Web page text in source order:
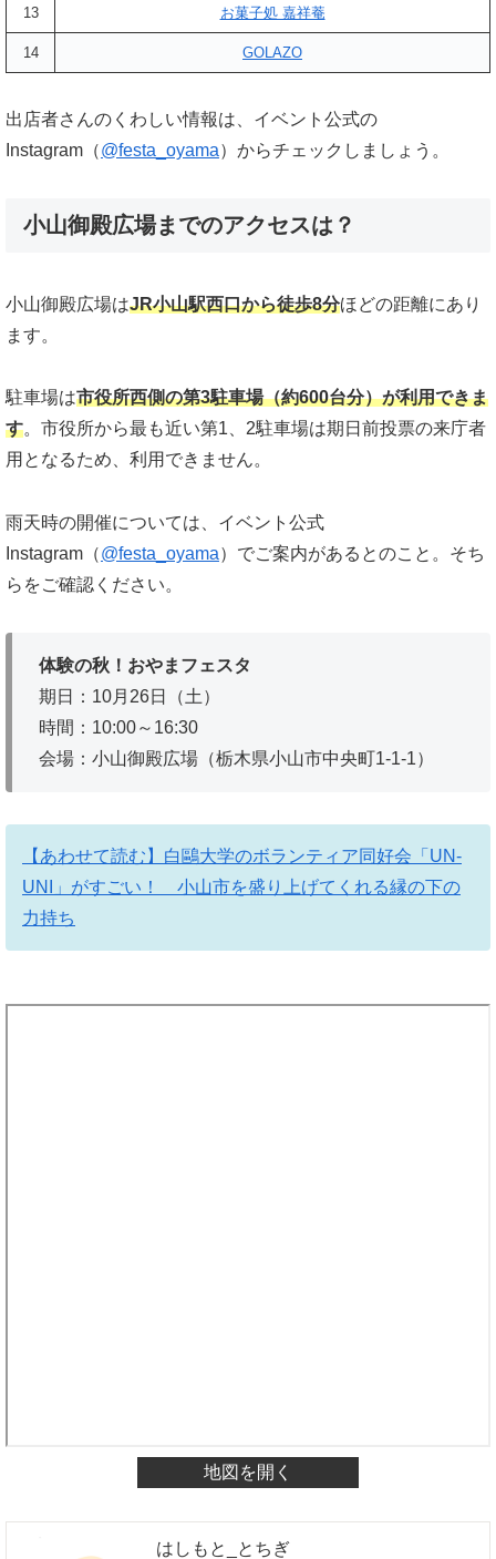
13 お菓子処 嘉祥菴
14 GOLAZO
出店者さんのくわしい情報は、イベント公式の
Instagram（@festa_oyama）からチェックしましょう。
小山御殿広場までのアクセスは？
小山御殿広場はJR小山駅西口から徒歩8分ほどの距離にあり
ます。
駐車場は市役所西側の第3駐車場（約600台分）が利用できま
す。市役所から最も近い第1、2駐車場は期日前投票の来庁者
用となるため、利用できません。
雨天時の開催については、イベント公式
Instagram（@festa_oyama）でご案内があるとのこと。そち
らをご確認ください。
体験の秋！おやまフェスタ
期日：10月26日（土）
時間：10:00～16:30
会場：小山御殿広場（栃木県小山市中央町1-1-1）
【あわせて読む】白鷗大学のボランティア同好会「UN-
UNI」がすごい！ 小山市を盛り上げてくれる縁の下の
力持ち
地図を開く
はしもと_とちぎ